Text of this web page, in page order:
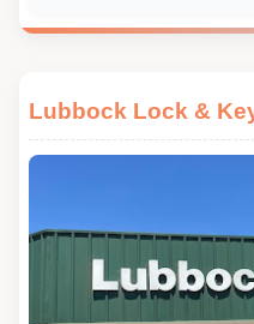
Lubbock Lock &